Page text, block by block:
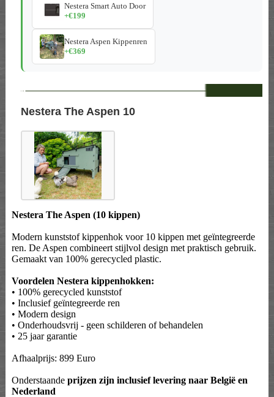
Nestera Smart Auto Door
+€199
Nestera Aspen Kippenren
+€369
--
Nestera The Aspen 10
Nestera The Aspen (10 kippen)
Modern kunststof kippenhok voor 10 kippen met geïntegreerde
ren. De Aspen combineert stijlvol design met praktisch gebruik.
Gemaakt van 100% gerecycled plastic.
Voordelen Nestera kippenhokken:
• 100% gerecycled kunststof
• Inclusief geïntegreerde ren
• Modern design
• Onderhoudsvrij - geen schilderen of behandelen
• 25 jaar garantie
Afhaalprijs: 899 Euro
Onderstaande prijzen zijn inclusief levering naar België en
Nederland